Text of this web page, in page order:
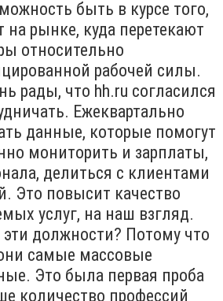
быть в курсе того,
на рынке, куда перетекают
относительно
рабочей силы.
рады, что hh.ru согласился
Ежеквартально
данные, которые помогут
мониторить и зарплаты,
делиться с клиентами
Это повысит качество
услуг, на наш взгляд.
должности? Потому что
самые массовые
Это была первая проба
количество профессий